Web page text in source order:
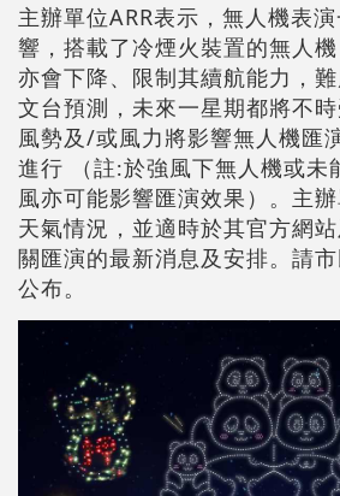
主辦單位ARR表示，無人機表
響，搭載了冷煙火裝置的無人
亦會下降、限制其續航能力，
文台預測，未來一星期都將不
風勢及/或風力將影響無人機匯
進行 （註∶於強風下無人機或未
風亦可能影響匯演效果）。主
天氣情況，並適時於其官方網
關匯演的最新消息及安排。請
公布。